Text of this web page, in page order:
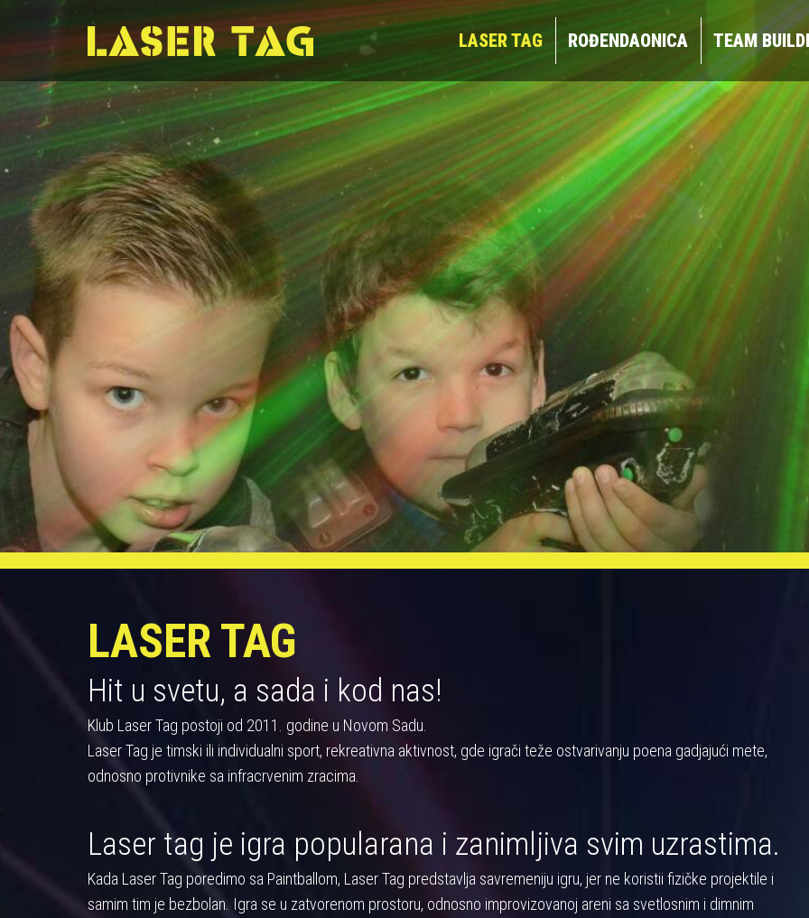
LASER TAG ROĐENDAONICA TEAM
LASER TAG
Hit u svetu, a sada i kod nas!
Klub Laser Tag postoji od 2011. godine u Novom Sadu.
Laser Tag je timski ili individualni sport, rekreativna aktivnost, gde igrači teže ostvarivanju poena gadjajući mete,
odnosno protivnike sa infracrvenim zracima.
Laser tag je igra popularana i zanimljiva svim uzrastima.
Kada Laser Tag poredimo sa Paintballom, Laser Tag predstavlja savremeniju igru, jer ne koristii fizičke projektile i
samim tim je bezbolan. Igra se u zatvorenom prostoru, odnosno improvizovanoj areni sa svetlosnim i dimnim
LASER TAG TEAM